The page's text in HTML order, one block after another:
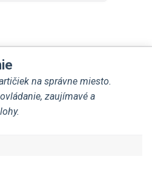
na správne miesto.
zaujímavé a